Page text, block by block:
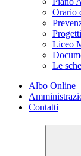
Orario
Liceo
Le
Albo Online
Contatti